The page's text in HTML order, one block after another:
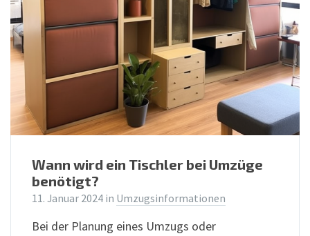
Wann wird ein Tischler bei Umzüge
benötigt?
11. Januar 2024 in Umzugsinformationen
Bei der Planung eines Umzugs oder